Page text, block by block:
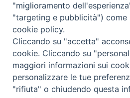
Consiglio scientifico
Coordinamento nazionale
COPYRIGHT Scienza & Vita -
"miglioramento
"targeting e pubblicità") come
cookie policy.
Cliccando su "accetta"
cookie. Cliccando su
maggiori informazioni sui
personalizzare le tue
"rifiuta" o chiudendo questa